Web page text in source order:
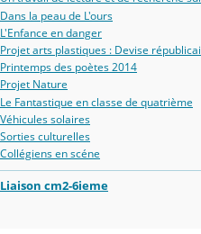
Dans la peau de L'ours
L'Enfance en danger
Projet arts plastiques : Devise
Printemps des poètes 2014
Projet Nature
Le Fantastique en classe de quatrième
Véhicules solaires
Sorties culturelles
Collégiens en scéne
Liaison cm2-6ieme